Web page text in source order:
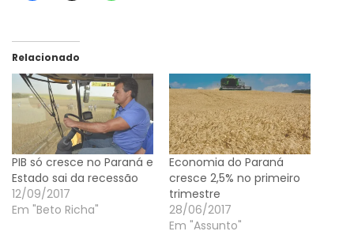
Relacionado
PIB só cresce no Paraná e
Estado sai da recessão
12/09/2017
Em "Beto Richa"
Economia do Paraná
cresce 2,5% no primeiro
trimestre
28/06/2017
Em "Assunto"